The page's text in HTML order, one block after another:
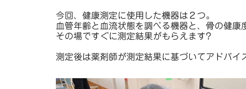
今回、健康測定に使用した機器は２つ。
血管年齢と血流状態を調べる機器と、骨の健康
その場ですぐに測定結果がもらえます?
測定後は薬剤師が測定結果に基づいてアドバ